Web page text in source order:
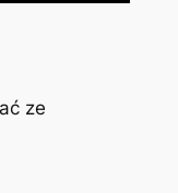
ze